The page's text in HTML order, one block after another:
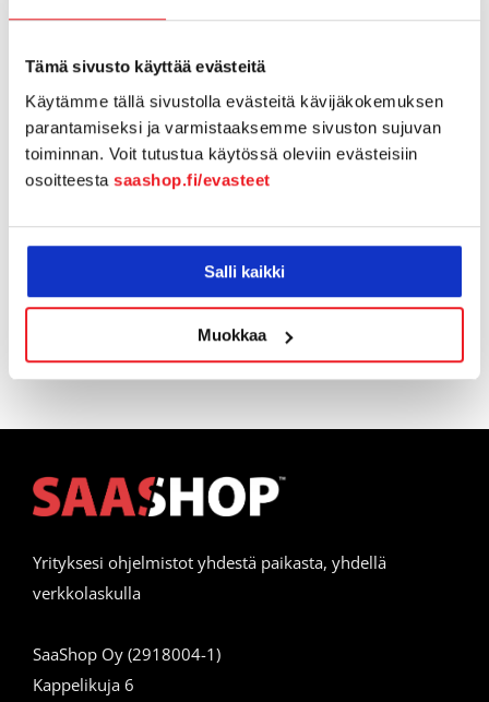
Tämä sivusto käyttää evästeitä
Käytämme tällä sivustolla evästeitä kävijäkokemuksen
parantamiseksi ja varmistaaksemme sivuston sujuvan
toiminnan. Voit tutustua käytössä oleviin evästeisiin
osoitteesta saashop.fi/evasteet
Salli kaikki
Muokkaa
Tiimi tutuksi
Tukiartikkelit
Vapaamuotoiset tarinoinnit
Webinaaritallenteet
Yhteistyö
Yrityksesi ohjelmistot yhdestä paikasta, yhdellä
verkkolaskulla
SaaShop Oy (2918004-1)
Kappelikuja 6